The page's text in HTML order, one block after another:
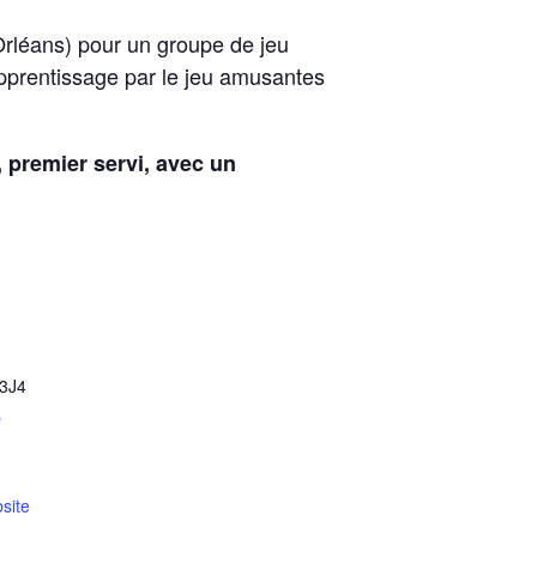
pour un groupe de jeu
par le jeu amusantes
servi, avec un